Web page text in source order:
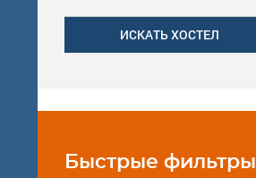
Быстрые фильтры